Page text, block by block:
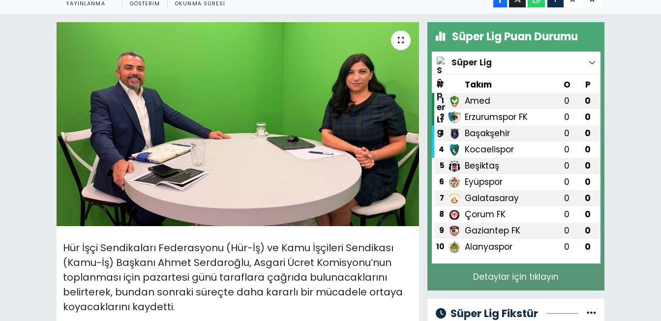
YAYINLANMA GÖSTERIM OKUNMA SÜRESI
Hür İşçi Sendikaları Federasyonu (Hür-İş) ve Kamu İşçileri Sendikası
(Kamu-İş) Başkanı Ahmet Serdaroğlu, Asgari Ücret Komisyonu’nun
toplanması için pazartesi günü taraflara çağrıda bulunacaklarını
belirterek, bundan sonraki süreçte daha kararlı bir mücadele ortaya
koyacaklarını kaydetti.
Süper Lig Puan Durumu
Süper Lig
#
Takım O P
1 Amed 0 0
2 Erzurumspor FK 0 0
3 Başakşehir 0 0
4 Kocaelispor 0 0
5 Beşiktaş 0 0
6 Eyüpspor 0 0
7 Galatasaray 0 0
8 Çorum FK 0 0
9 Gaziantep FK 0 0
10 Alanyaspor 0 0
Detaylar için tıklayın
Süper Lig Fikstür
Nöbetçi Eczaneler
Otomobil Dünyası
Teknoloji
Video Galeri